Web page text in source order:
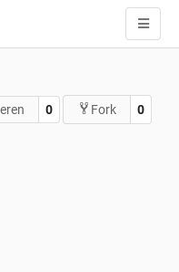
0 Fork 0